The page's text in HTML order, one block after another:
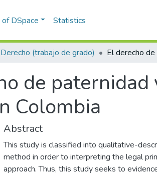
DSpace Statistics
Derecho (trabajo de grado)
de
Colombia
Abstract
This study is classified into qualitative-
method in order to interpreting the legal
approach. Thus, this study seeks to